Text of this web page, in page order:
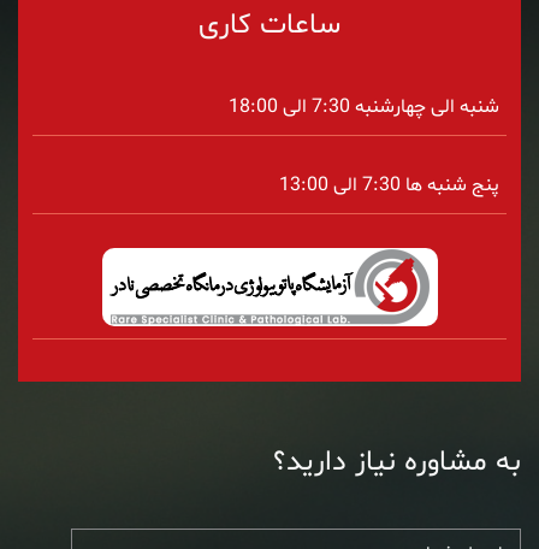
ساعات کاری
شنبه الی چهارشنبه 7:30 الی 18:00
پنج شنبه ها 7:30 الی 13:00
به مشاوره نیاز دارید؟